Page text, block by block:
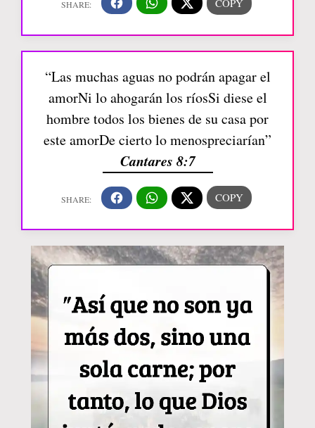
“Las muchas aguas no podrán apagar el
amorNi lo ahogarán los ríosSi diese el
hombre todos los bienes de su casa por
este amorDe cierto lo menospreciarían”
Cantares 8:7